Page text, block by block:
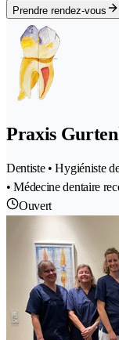
Prendre rendez-vous
Praxis
Dentiste • Hygiéniste
• Médecine dentaire
Ouvert